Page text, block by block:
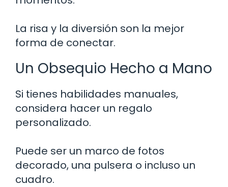
La risa y la diversión son la mejor
forma de conectar.
Un Obsequio Hecho a Mano
Si tienes habilidades manuales,
considera hacer un regalo
personalizado.
Puede ser un marco de fotos
decorado, una pulsera o incluso un
cuadro.